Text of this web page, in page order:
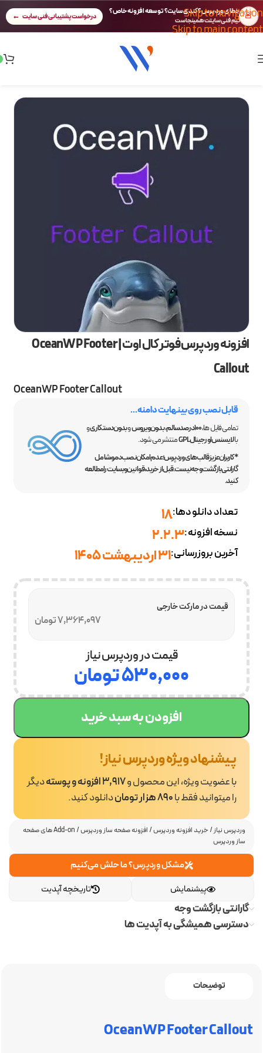
Skip to navigation
Skip to main content
🚨 خطای وردپرس؟ کندی سایت؟ توسعه افزونه خاص؟
تیم فنی سایتت همینجاست درخواست پشتیبانی فنی سایت
وردپرس نیاز/خرید افزونه وردپرس/ افزونه صفحه ساز وردپرس/
Add-on های صفحه
ساز وردپرس
مشکل وردپرس؟ ما حلش می‌کنیم
تاریخچه آپدیت
پیشنمایش
گارانتی بازگشت وجه
دسترسی همیشگی به آپدیت ها
افزونه وردپرس فوتر کال اوت | OceanWP Footer
Callout
OceanWP Footer Callout
قابل نصب روی بینهایت دامنه...
تمامی فایل ها،100 درصد سالم ،بدون ویروسوبدون دستکاریو
بالایسنس اورجینال GPL
منتشر می شود.
*کاربران عزیز قالب‌های وردپرس؛ عدم امکان نصب دمو، شامل
گارانتی بازگشت وجه نیست. قبل از خرید، قوانین وبسایت را مطالعه
کنید.
تعداد دانلودها:18
نسخه افزونه:2.2.3
آخرین بروزرسانی:31 اردیبهشت 1405
7,364,097 تومان
قیمت در مارکت خارجی
قیمت در وردپرس نیاز
۵۳۰,۰۰۰تومان
افزودن به سبد خرید
پیشنهاد ویژه وردپرس نیاز!
با عضویت ویژه، این محصول و3,917 افزونه و پوسته
دیگر
را میتوانید فقط با890 هزار تومان دانلود کنید.
توضیحات
OceanWP Footer Callout